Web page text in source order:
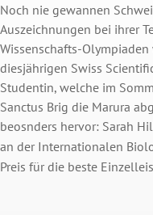
Noch nie gewannen
Auszeichnungen bei ihrer
Wissenschafts-
diesjährigen Swiss
Studentin, welche im
Sanctus Brig die Marura
beosnders hervor: Sarah
an der Internationalen
Preis für die beste